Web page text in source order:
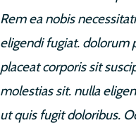
Rem ea nobis
eligendi fugiat. dolorum
placeat corporis sit
molestias sit. nulla
ut quis fugit doloribus.